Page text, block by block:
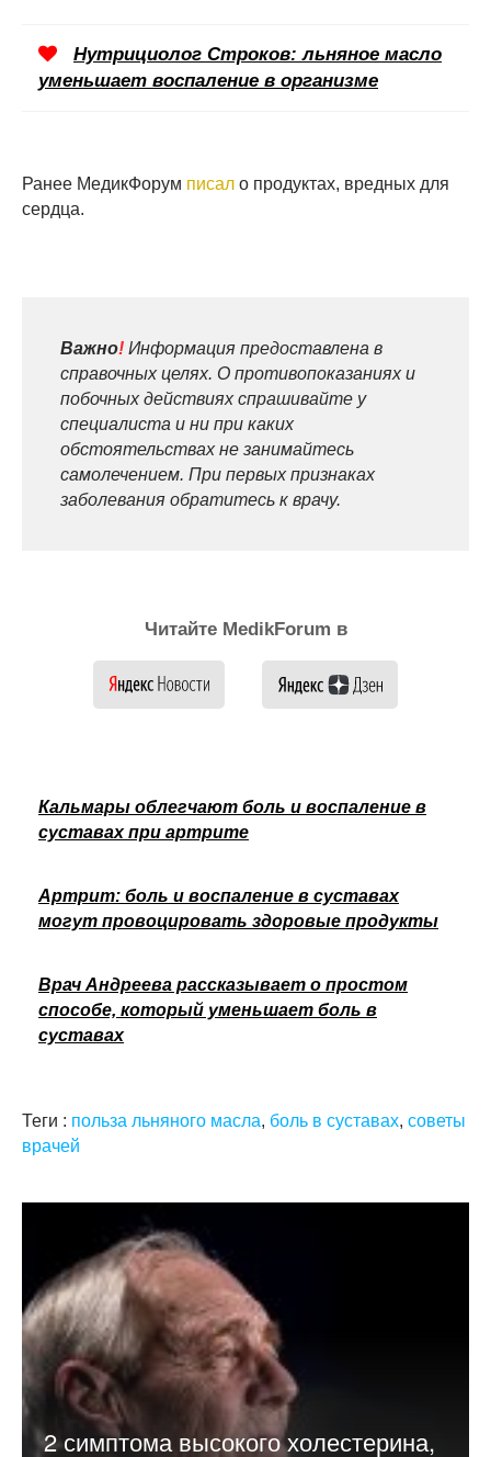
Нутрициолог Строков: льняное масло
уменьшает воспаление в организме
Ранее МедикФорум писал о продуктах, вредных для
сердца.
Важно! Информация предоставлена в
справочных целях. О противопоказаниях и
побочных действиях спрашивайте у
специалиста и ни при каких
обстоятельствах не занимайтесь
самолечением. При первых признаках
заболевания обратитесь к врачу.
Читайте MedikForum в
Кальмары облегчают боль и воспаление в
суставах при артрите
Артрит: боль и воспаление в суставах
могут провоцировать здоровые продукты
Врач Андреева рассказывает о простом
способе, который уменьшает боль в
суставах
Теги : польза льняного масла, боль в суставах, советы
врачей
2 симптома высокого холестерина,